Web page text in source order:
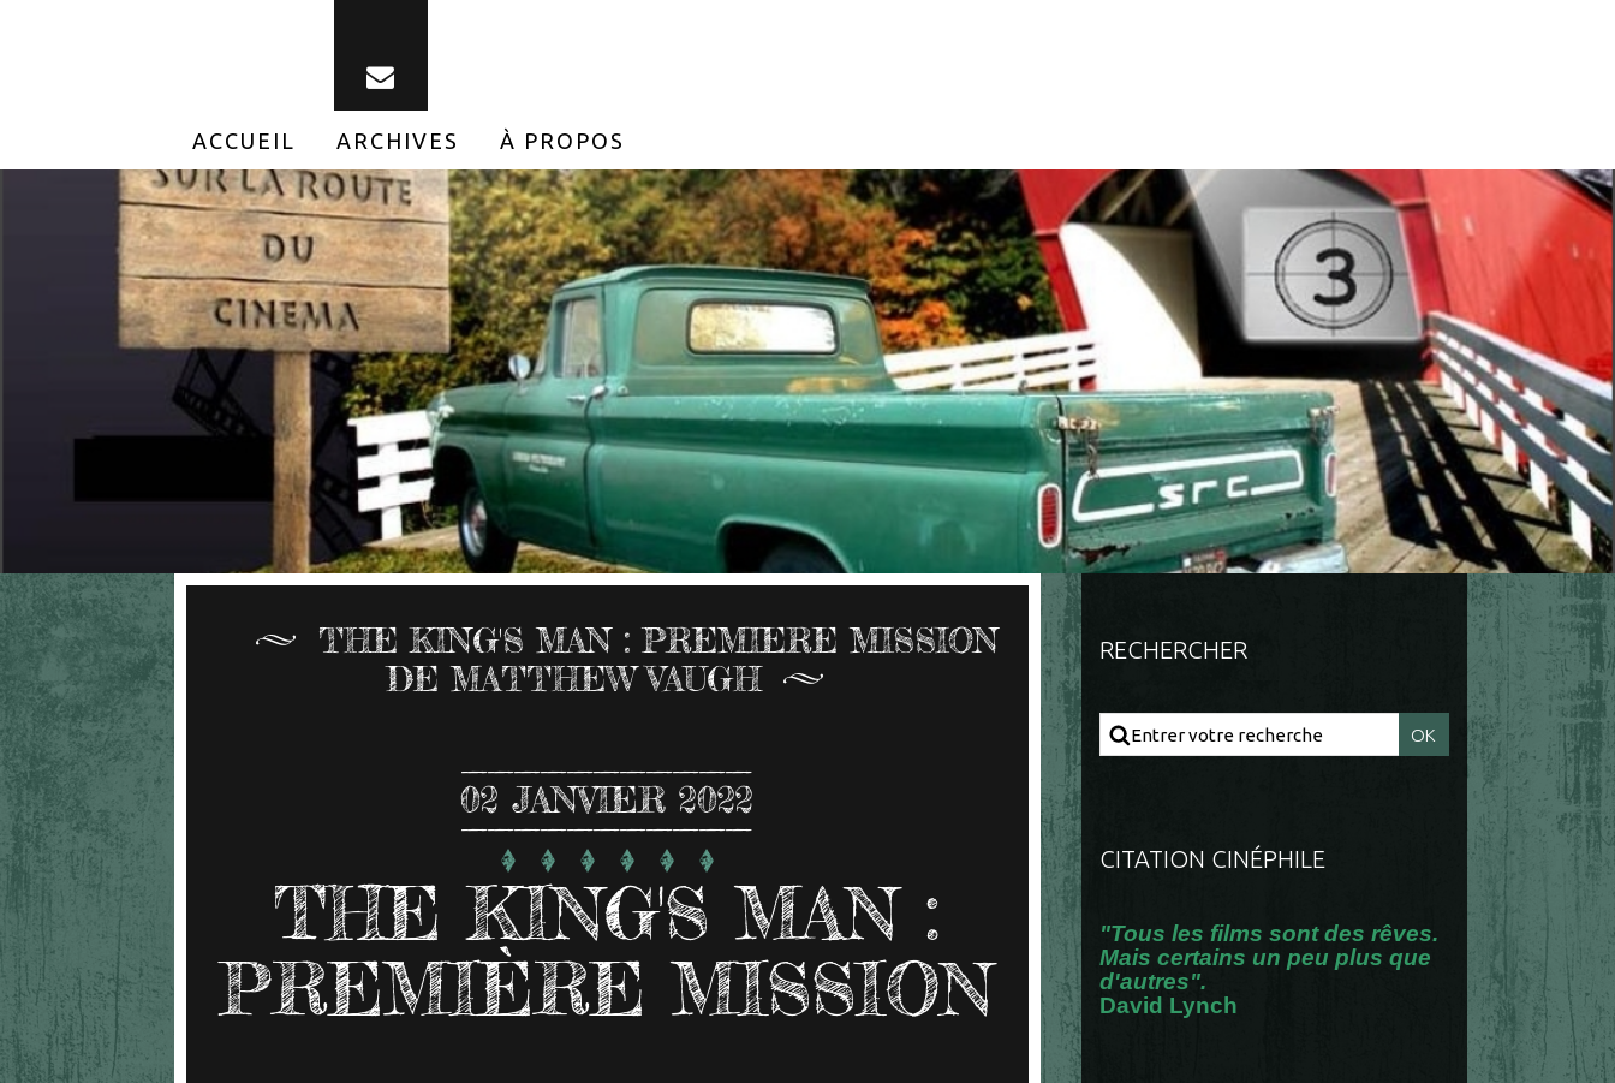
ACCUEIL ARCHIVES À PROPOS
THE KING'S MAN : PREMIERE MISSION
DE MATTHEW VAUGH
02 JANVIER 2022
THE KING'S MAN :
PREMIÈRE MISSION
RECHERCHER
CITATION CINÉPHILE
"Tous les films sont des rêves.
Mais certains un peu plus que
d'autres".
David Lynch